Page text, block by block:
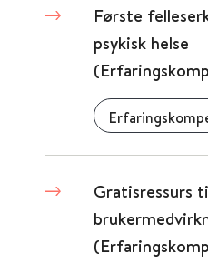
Første
psykisk helse
Gratisressurs